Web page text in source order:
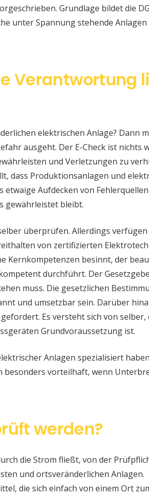
Grundlage bildet die
unter Spannung stehende Anlagen
Verantwortung
elektrischen Anlage? Dann
ausgeht. Der E-Check ist nichts
und Verletzungen zu
dass Produktionsanlagen und
Aufdecken von
gewährleistet bleibt.
überprüfen. Allerdings
von zertifizierten
Kernkompetenzen besinnt, der
durchführt. Der
muss. Die gesetzlichen
und umsetzbar sein. Darüber
Es versteht sich von selber,
Grundvoraussetzung ist.
Anlagen spezialisiert
besonders vorteilhaft, wenn
werden?
die Strom fließt, von der
und ortsveränderlichen Anlagen.
die sich einfach von einem Ort